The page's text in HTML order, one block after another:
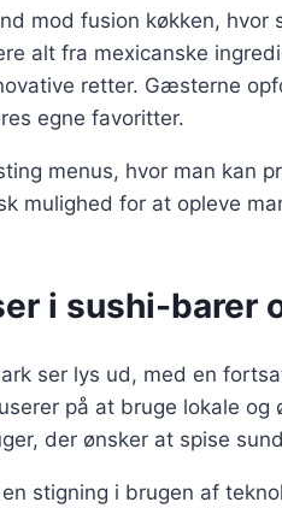
mod fusion køkken, hvor
alt fra mexicanske
retter. Gæsterne
egne favoritter.
menus, hvor man kan
mulighed for at opleve
i sushi-barer
ser lys ud, med en
på at bruge lokale og
der ønsker at spise
stigning i brugen af